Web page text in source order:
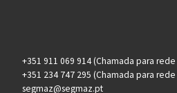
+351 911 069 914 (Chamada para
+351 234 747 295 (Chamada para
segmaz@segmaz.pt